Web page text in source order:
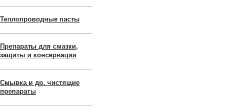
Теплопроводные пасты
Препараты для смазки,
защиты и консервации
Смывка и др. чистящие
препараты